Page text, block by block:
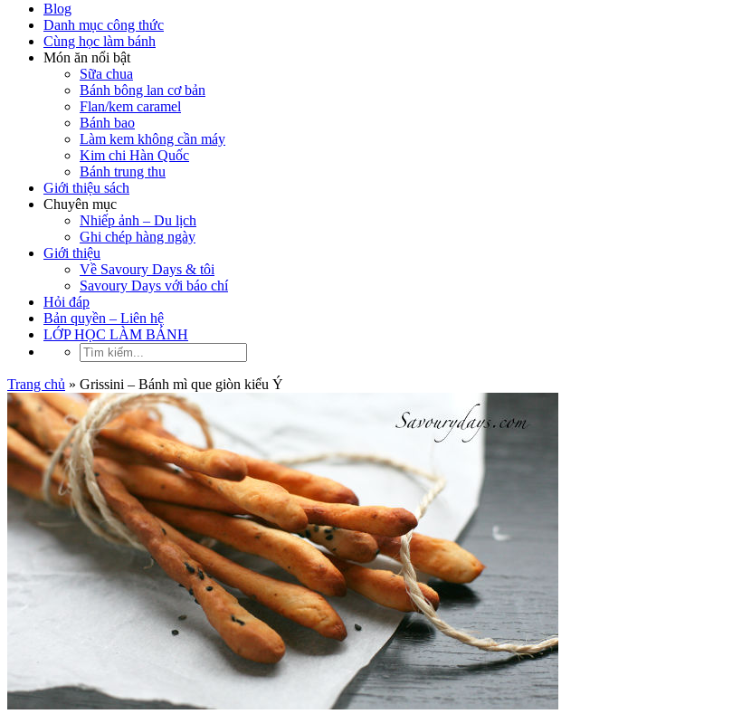
Blog
Danh mục công thức
Cùng học làm bánh
Món ăn nổi bật
Sữa chua
Bánh bông lan cơ bản
Flan/kem caramel
Bánh bao
Làm kem không cần máy
Kim chi Hàn Quốc
Bánh trung thu
Giới thiệu sách
Chuyên mục
Nhiếp ảnh – Du lịch
Ghi chép hàng ngày
Giới thiệu
Về Savoury Days & tôi
Savoury Days với báo chí
Hỏi đáp
Bản quyền – Liên hệ
LỚP HỌC LÀM BÁNH
Trang chủ » Grissini – Bánh mì que giòn kiểu Ý